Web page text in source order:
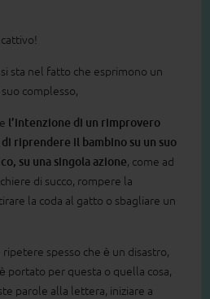
sta nel fatto che esprimono un
complesso,
l’intenzione di un rimprovero
riprendere il bambino su un suo
su una singola azione, come ad
di succo, rompere la
la coda al gatto o sbagliare un
spesso che è un disastro,
portato per questa o quella cosa,
parole alla lettera, iniziare a